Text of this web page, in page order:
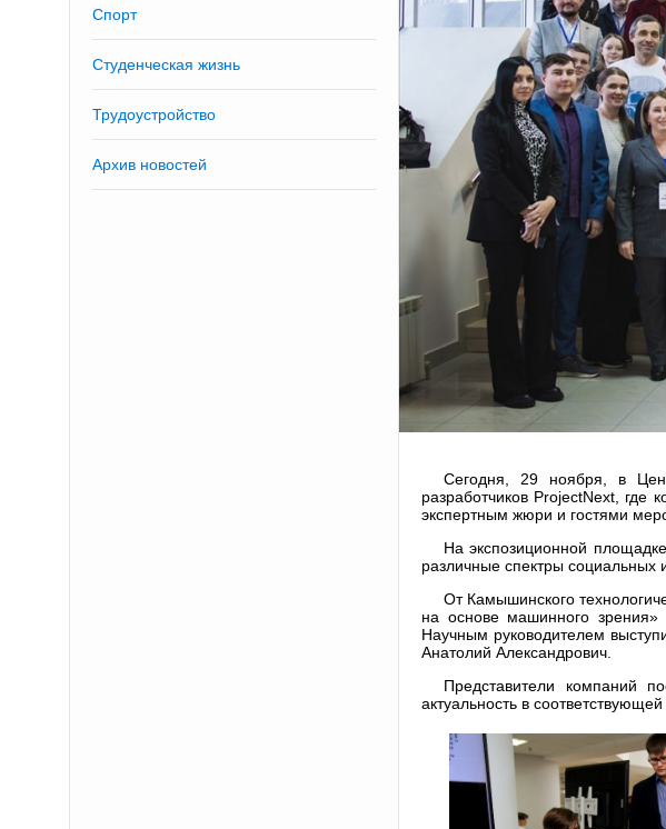
Спорт
Студенческая жизнь
Трудоустройство
Архив новостей
Сегодня, 29 ноября, в
разработчиков ProjectNext, где
экспертным жюри и гостями
На экспозиционной
различные спектры социальных
От Камышинского
на основе машинного
Научным руководителем
Анатолий Александрович.
Представители компаний
актуальность в